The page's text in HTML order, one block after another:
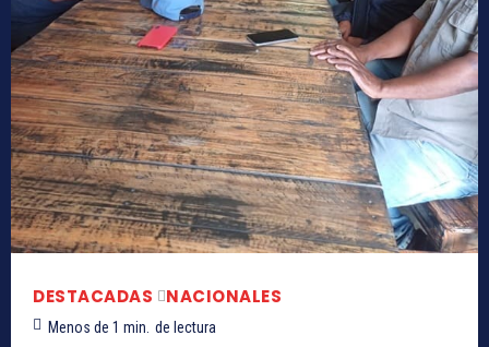
DESTACADAS NACIONALES
Menos de 1 min. de lectura